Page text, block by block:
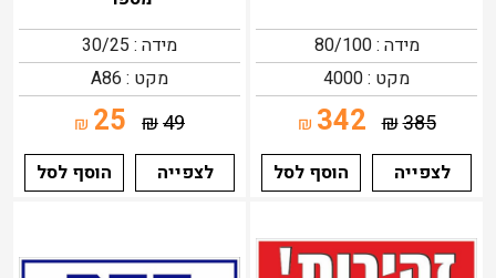
מידה : 80/100
מקט : 4000
385
₪
342
₪
לצפייה
הוסף לסל
מידה : 30/25
מקט : A86
49
₪
25
₪
לצפייה
הוסף לסל